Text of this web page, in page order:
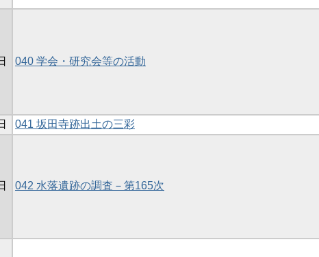
040 学会・研究会等の活動
041 坂田寺跡出土の三彩
042 水落遺跡の調査－第165次